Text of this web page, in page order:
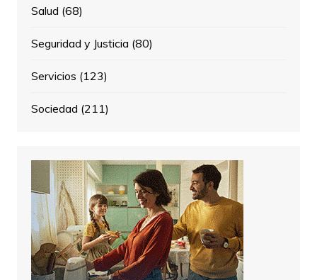
Salud (68)
Seguridad y Justicia (80)
Servicios (123)
Sociedad (211)